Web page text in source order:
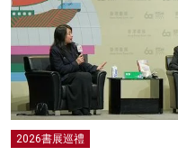
2026書展巡禮